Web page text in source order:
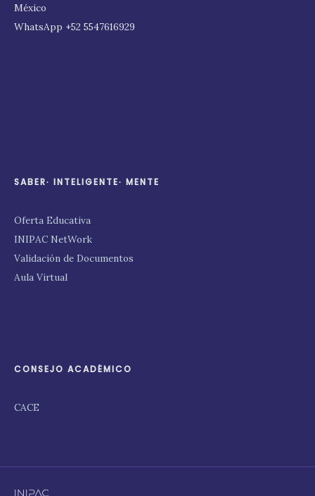
México
WhatsApp +52 5547616929
SABER∙ INTELIGENTE∙ MENTE
Oferta Educativa
INIPAC NetWork
Validación de Documentos
Aula Virtual
CONSEJO ACADÉMICO
CACE